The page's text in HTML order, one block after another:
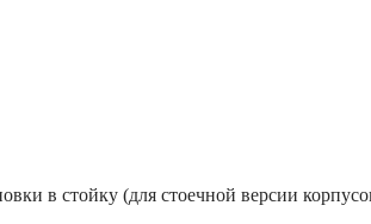
в стойку (для стоечной версии